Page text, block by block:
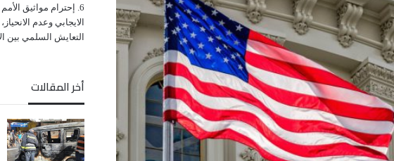
ﺇﺣﺘﺮﺍﻡ ﻣﻮﺍﺛﻴﻖ
ﺍﻻﻳﺠﺎﺑﻲ ﻭﻋﺪﻡ
ﺍﻟﺘﻌﺎﻳﺶ ﺍﻟﺴﻠﻤﻲ ﺑﻴﻦ
أخر المقالات